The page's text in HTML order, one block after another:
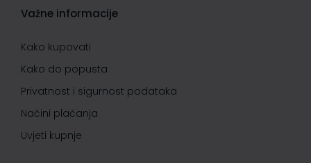
Važne informacije
Kako kupovati
Kako do popusta
Privatnost i sigurnost podataka
Načini plaćanja
Uvjeti kupnje